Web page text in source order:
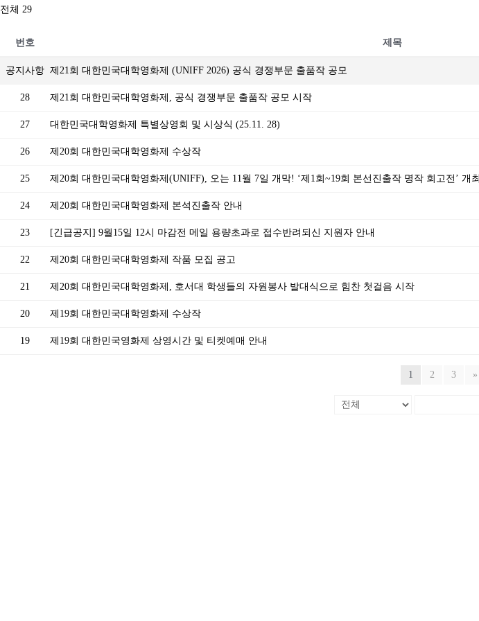
전체 29
번호 제목
공지사항 제21회 대한민국대학영화제 (UNIFF 2026) 공식 경쟁부문 출품작 공모
28 제21회 대한민국대학영화제, 공식 경쟁부문 출품작 공모 시작
27 대한민국대학영화제 특별상영회 및 시상식 (25.11. 28)
26 제20회 대한민국대학영화제 수상작
25 제20회 대한민국대학영화제(UNIFF), 오는 11월 7일 개막! ‘제1회~19회 본선진출작 명작 회고전’ 개최
24 제20회 대한민국대학영화제 본석진출작 안내
23 [긴급공지] 9월15일 12시 마감전 메일 용량초과로 접수반려되신 지원자 안내
22 제20회 대한민국대학영화제 작품 모집 공고
21 제20회 대한민국대학영화제, 호서대 학생들의 자원봉사 발대식으로 힘찬 첫걸음 시작
20 제19회 대한민국대학영화제 수상작
19 제19회 대한민국영화제 상영시간 및 티켓예매 안내
1 2 3 »